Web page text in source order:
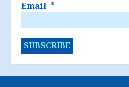
Email *